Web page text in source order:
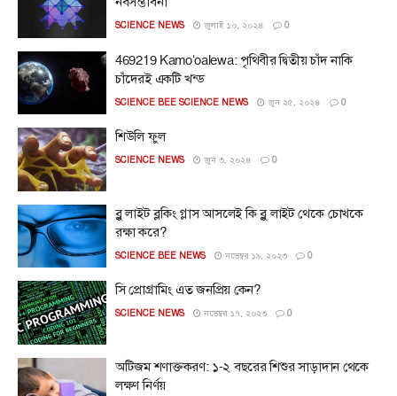
SCIENCE NEWS জুলাই ১০, ২০২৪ 0
469219 Kamoʻoalewa: পৃথিবীর দ্বিতীয় চাঁদ নাকি
চাঁদেরই একটি খন্ড
SCIENCE BEE SCIENCE NEWS জুন ২৫, ২০২৪ 0
শিউলি ফুল
SCIENCE NEWS জুন ৩, ২০২৪ 0
ব্লু লাইট ব্লকিং গ্লাস আসলেই কি ব্লু লাইট থেকে চোখকে
রক্ষা করে?
SCIENCE BEE NEWS নভেম্বর ১৯, ২০২৩ 0
সি প্রোগ্রামিং এত জনপ্রিয় কেন?
SCIENCE NEWS নভেম্বর ১৭, ২০২৩ 0
অটিজম শণাক্তকরণ: ১-২ বছরের শিশুর সাড়াদান থেকে
লক্ষণ নির্ণয়